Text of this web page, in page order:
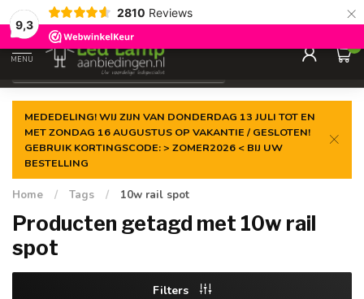
9,3
2810 Reviews ×
Gegarandeerde delaagste prijs
MENU
0
MEDEDELING! WIJ ZIJN VAN DONDERDAG 13 JULI TOT EN
MET ZONDAG 16 AUGUSTUS OP VAKANTIE / GESLOTEN!
GEBRUIK KORTINGSCODE: > ZOMER2026 < BIJ UW
BESTELLING
Home / Tags / 10w rail spot
Producten getagd met 10w rail
spot
Filters